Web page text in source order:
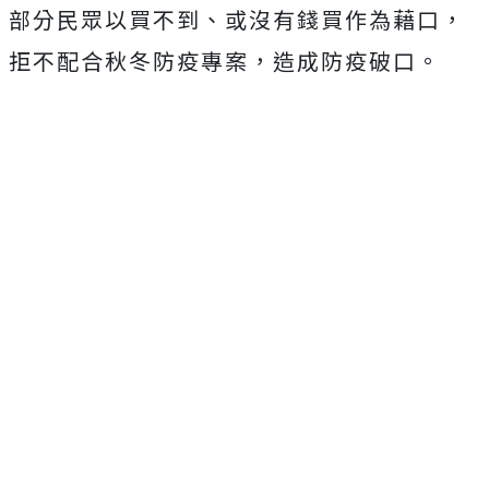
部分民眾以買不到、或沒有錢買作為藉口，
拒不配合秋冬防疫專案，造成防疫破口。